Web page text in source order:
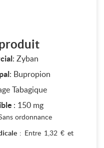
: Zyban
: Bupropion
Tabagique
: 150 mg
ordonnance
: Entre 1,32 € et